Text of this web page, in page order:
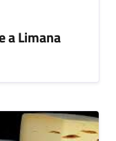
a Limana